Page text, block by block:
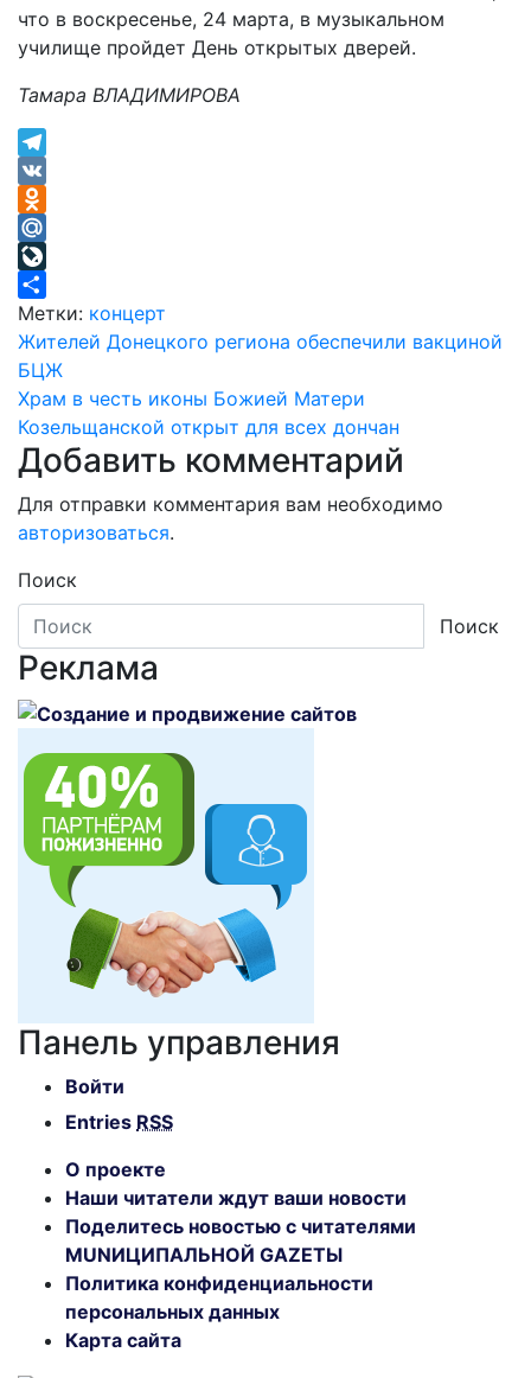
что в воскресенье, 24 марта, в музыкальном
училище пройдет День открытых дверей.
Тамара ВЛАДИМИРОВА
Telegram
VK
Odnoklassniki
Mail.Ru
LiveJournal
Отправить
Метки: концерт
Навигация
по
записям
Жителей Донецкого региона обеспечили вакциной
БЦЖ
Храм в честь иконы Божией Матери
Козельщанской открыт для всех дончан
Добавить комментарий
Для отправки комментария вам необходимо
авторизоваться.
Поиск
Поиск
Реклама
Панель управления
Войти
Entries RSS
О проекте
Наши читатели ждут ваши новости
Поделитесь новостью с читателями
MUNИЦИПАЛЬНОЙ GAZЕТЫ
Политика конфиденциальности
персональных данных
Карта сайта